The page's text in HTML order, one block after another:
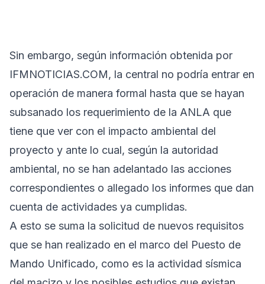
Sin embargo, según información obtenida por
IFMNOTICIAS.COM, la central no podría entrar en
operación de manera formal hasta que se hayan
subsanado los requerimiento de la ANLA que
tiene que ver con el impacto ambiental del
proyecto y ante lo cual, según la autoridad
ambiental, no se han adelantado las acciones
correspondientes o allegado los informes que dan
cuenta de actividades ya cumplidas.
A esto se suma la solicitud de nuevos requisitos
que se han realizado en el marco del Puesto de
Mando Unificado, como es la actividad sísmica